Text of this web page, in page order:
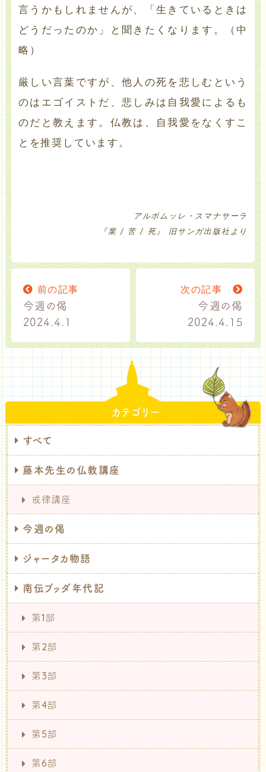
言うかもしれませんが、「生きているときは
どうだったのか」と聞きたくなります。（中
略）
厳しい言葉ですが、他人の死を悲しむという
のはエゴイストだ、悲しみは自我愛によるも
のだと教えます。仏教は、自我愛をなくすこ
とを推奨しています。
アルボムッレ・スマナサーラ
『業 / 苦 / 死』 旧サンガ出版社より
前の記事
今週の偈
2024.4.1
次の記事
今週の偈
2024.4.15
カテゴリー
すべて
藤本先生の仏教講座
戒律講座
今週の偈
ジャータカ物語
南伝ブッダ年代記
第1部
第2部
第3部
第4部
第5部
第6部